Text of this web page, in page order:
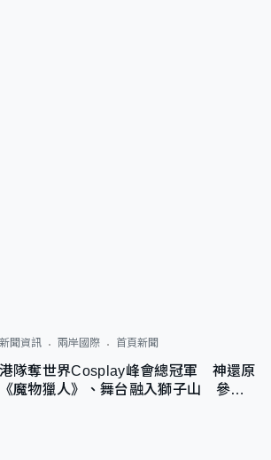
新聞資訊 兩岸國際 首頁新聞
港隊奪世界Cosplay峰會總冠軍 神還原
《魔物獵人》、舞台融入獅子山 參賽